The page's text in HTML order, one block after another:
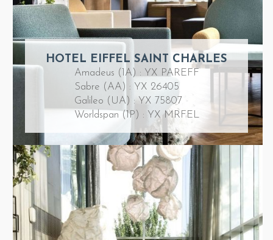
HOTEL EIFFEL SAINT CHARLES
Amadeus (1A) : YX PAREFF
Sabre (AA) : YX 26405
Galileo (UA) : YX 75807
Worldspan (1P) : YX MRFEL